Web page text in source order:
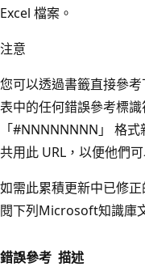
Excel 檔案。
注意
您可以透過書籤直接參
表中的任何錯誤參考標
「#NNNNNNNN」 格
共用此 URL，以便他們
如需此累積更新中已修
閱下列Microsoft知識庫
錯誤參考 描述